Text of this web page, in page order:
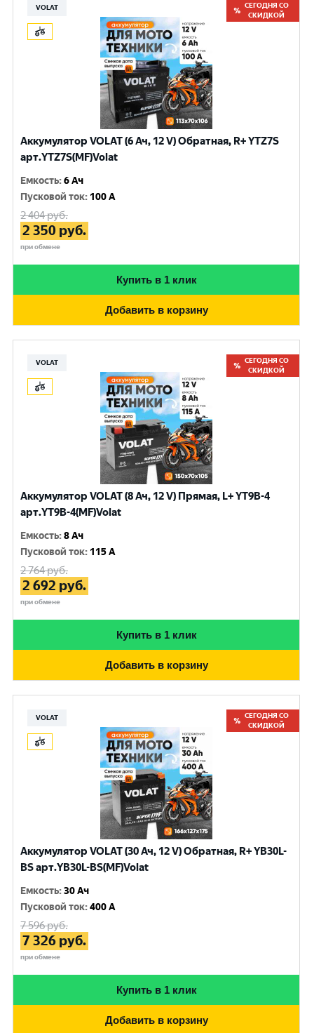
VOLAT
СЕГОДНЯ СО
СКИДКОЙ
Аккумулятор VOLAT (6 Ач, 12 V) Обратная, R+ YTZ7S
арт.YTZ7S(MF)Volat
Емкость:6 Ач
Пусковой ток: 100 A
2 404руб.
2 350 руб.
при обмене
Купить в 1 клик
Добавить в корзину
VOLAT
СЕГОДНЯ СО
СКИДКОЙ
Аккумулятор VOLAT (8 Ач, 12 V) Прямая, L+ YT9B-4
арт.YT9B-4(MF)Volat
Емкость:8 Ач
Пусковой ток: 115 A
2 764руб.
2 692 руб.
при обмене
Купить в 1 клик
Добавить в корзину
VOLAT
СЕГОДНЯ СО
СКИДКОЙ
Аккумулятор VOLAT (30 Ач, 12 V) Обратная, R+ YB30L-
BS арт.YB30L-BS(MF)Volat
Емкость:30 Ач
Пусковой ток:400 A
7 596руб.
7 326 руб.
при обмене
Купить в 1 клик
Добавить в корзину